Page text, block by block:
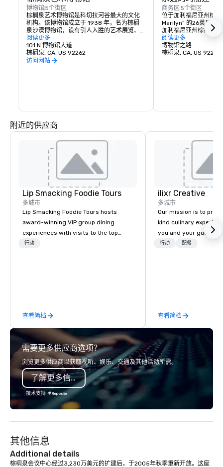
博物馆5个街区
棕榈泉艺术博物馆是科切拉河谷最大的文化
机构。该博物馆成立于 1938 年，名为棕榈
泉沙漠博物馆，设有引人入胜的艺术展览、
永久藏品和拥有 433 个座位的安嫩伯格剧
院。博物馆坐落在一座占地 150,000 平方英
尺的建筑中，建筑意义重大。
阅读更多
101 N 博物馆大道
棕榈泉, CA, US 92262
访问网站
商务区 5个街区
位于加利福尼亚州棕
Marilyn” 的26英尺高
加利福尼亚州棕榈泉
苏厄德·约翰逊设计，
《七年之痒》中梦露
座雕像创作于 2011 年
阅读更多
博物馆之路
棕榈泉, CA, US 92262
附近的供应商
Lip Smacking Foodie Tours
多城市
Lip Smacking Foodie Tours hosts
award-winning VIP group dining
experiences with visits to the top
restaurants throughout the United
and craft cocktails at each venue, all
with complete VIP service. This unique
experience gives guests the
opportunity to sit next to different
colleagues at each venue to mix,
mingle, and easily network. Each tour
is led by a professional guide
specializing in escorting large groups
with utmost care, who personalizes
each experience with fun and
engaging information along the way.
entertaining activity and unique
dining experience melded into one,
that are sure to add new vitality to
行动
查看简档
ilixr Creative
多城市
Our mission is to
kind culinary
you and your guests
memories and
catering industry.
行动 配餐
查看简档
需要更多供应商选项？
浏览更多供应商以获取视听、娱乐、交通及其他活动所需。
了解更多信息
技术支持
其他信息
Additional details
棕榈泉会议中心经过3,230万美元的扩建后，于2005年秋季重新开放。这座